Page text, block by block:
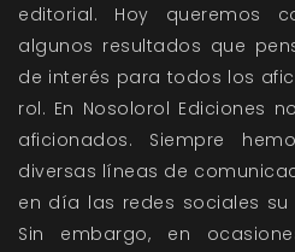
editorial. Hoy queremos
algunos resultados que
de interés para todos los
rol. En Nosolorol Ediciones
aficionados. Siempre
diversas líneas de
en día las redes sociales
Sin embargo, en